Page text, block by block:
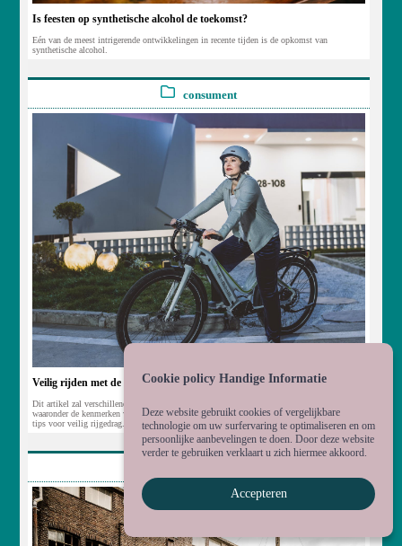
Is feesten op synthetische alcohol de toekomst?
Eén van de meest intrigerende ontwikkelingen in recente tijden is de opkomst van
synthetische alcohol.
consument
Veilig rijden met de elektrische fiets
Dit artikel zal verschillende aspecten van veilig rijden met een elektrische fiets behandelen,
waaronder de kenmerken van elektrische fietsen, veiligheidsuitrusting, verkeersregels, en
tips voor veilig rijgedrag.
Cookie policy Handige Informatie
Deze website gebruikt cookies of vergelijkbare
technologie om uw surfervaring te optimaliseren en om
persoonlijke aanbevelingen te doen. Door deze website
verder te gebruiken verklaart u zich hiermee akkoord.
Accepteren